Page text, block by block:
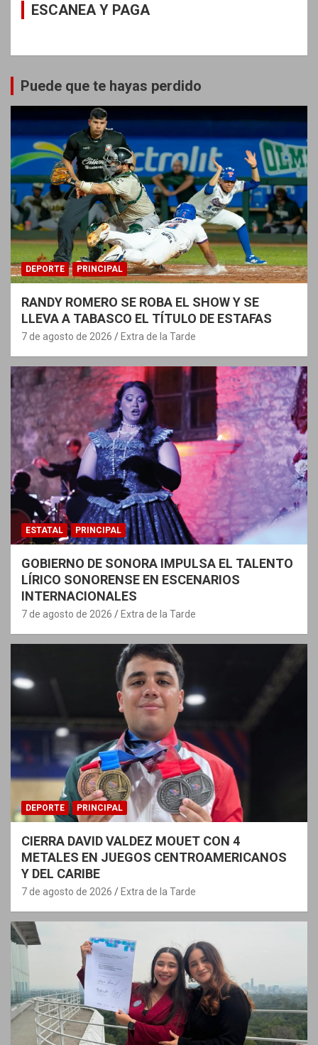
ESCANEA Y PAGA
Puede que te hayas perdido
DEPORTE PRINCIPAL
RANDY ROMERO SE ROBA EL SHOW Y SE
LLEVA A TABASCO EL TÍTULO DE ESTAFAS
7 de agosto de 2026 Extra de la Tarde
ESTATAL PRINCIPAL
GOBIERNO DE SONORA IMPULSA EL TALENTO
LÍRICO SONORENSE EN ESCENARIOS
INTERNACIONALES
7 de agosto de 2026 Extra de la Tarde
DEPORTE PRINCIPAL
CIERRA DAVID VALDEZ MOUET CON 4
METALES EN JUEGOS CENTROAMERICANOS
Y DEL CARIBE
7 de agosto de 2026 Extra de la Tarde